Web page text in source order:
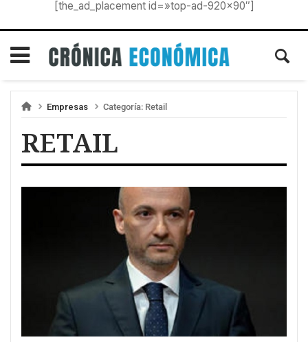
[the_ad_placement id=»top-ad-920×90″]
Empresas Categoría: Retail
RETAIL